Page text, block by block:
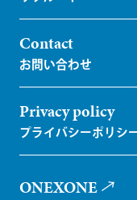
Contact
Privacy policy
ONEXONE